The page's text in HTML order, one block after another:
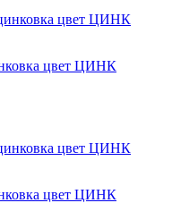
цвет ЦИНК
цвет ЦИНК